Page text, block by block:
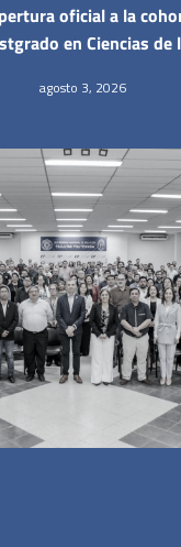
oficial a la
en Ciencias
agosto 3, 2026